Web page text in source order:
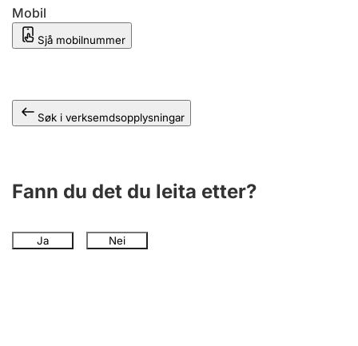
Mobil
Sjå mobilnummer
Søk i verksemdsopplysningar
Fann du det du leita etter?
Ja Nei